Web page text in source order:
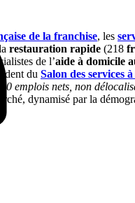
de la franchise, les
restauration rapide (218
de l’aide à domicile
du Salon des services
emplois nets, non
dynamisé par la